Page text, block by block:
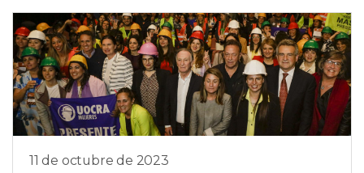
11 de octubre de 2023